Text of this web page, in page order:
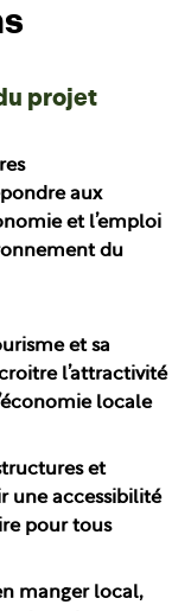
projet
aux
et l’emploi
du
et sa
l’attractivité
locale
et
une accessibilité
pour tous
manger local,